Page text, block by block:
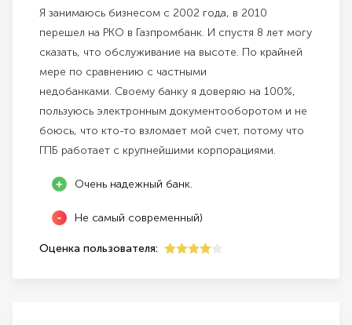
Я занимаюсь бизнесом с 2002 года, в 2010
перешел на РКО в Газпромбанк. И спустя 8 лет могу
сказать, что обслуживание на высоте. По крайней
мере по сравнению с частными
недобанками. Своему банку я доверяю на 100%,
пользуюсь электронным документооборотом и не
боюсь, что кто-то взломает мой счет, потому что
ГПБ работает с крупнейшими корпорациями.
Очень надежный банк.
Не самый современный)
Оценка пользователя: